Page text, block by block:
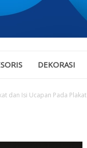
DEKORASI
dan Isi Ucapan Pada Plakat